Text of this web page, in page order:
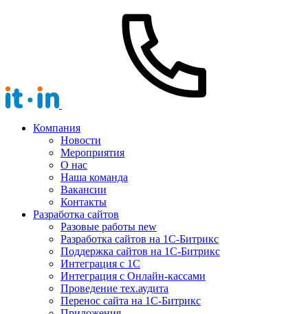
Компания
Новости
Мероприятия
О нас
Наша команда
Вакансии
Контакты
Разработка сайтов
Разовые работы new
Разработка сайтов на 1С-Битрикс
Поддержка сайтов на 1С-Битрикс
Интеграция с 1С
Интеграция с Онлайн-кассами
Проведение тех.аудита
Перенос сайта на 1С-Битрикс